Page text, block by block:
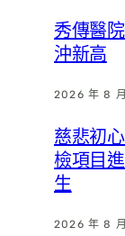
秀傳醫
沖新高
2026 年 8
慈悲初
檢項目
生
2026 年 8